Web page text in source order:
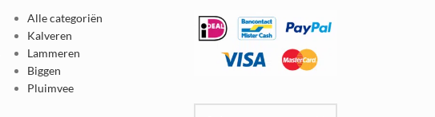
Alle categoriën
Kalveren
Lammeren
Biggen
Pluimvee